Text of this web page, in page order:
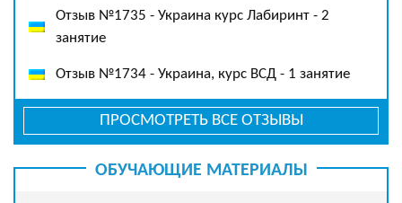
Отзыв №1735 - Украина курс Лабиринт - 2
занятие
Отзыв №1734 - Украина, курс ВСД - 1 занятие
ПРОСМОТРЕТЬ ВСЕ ОТЗЫВЫ
ОБУЧАЮЩИЕ МАТЕРИАЛЫ